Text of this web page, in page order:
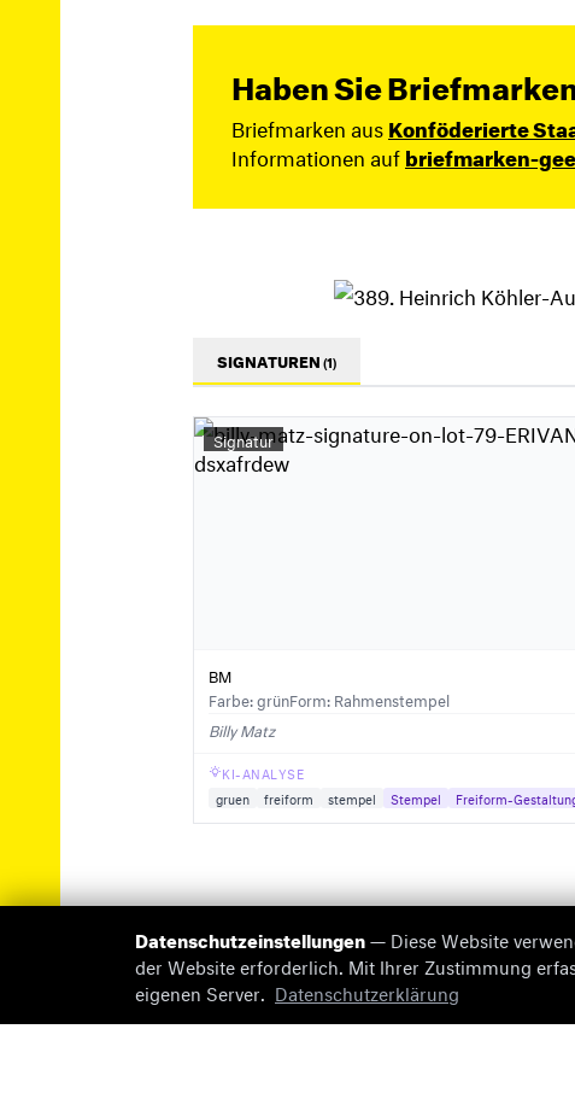
Haben Sie
Briefmarken ausKonföderierte
Informationen aufbriefmarken-
SIGNATUREN(1)
Signatur
BM
Farbe: grünForm: Rahmenstempel
Billy Matz
KI-ANALYSE
gruen
freiform stempel Stempel Freiform-
© 2026 briefmarken-pruefer.de
Datenschutzeinstellungen— Diese Website
der Website erforderlich. Mit Ihrer Zustimmung
eigenen Server.
Datenschutzerklärung